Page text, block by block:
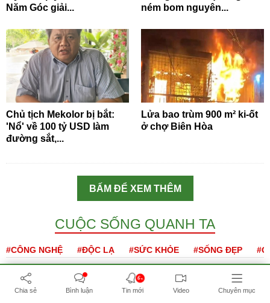
Năm Góc giải...
ném bom nguyên...
Chủ tịch Mekolor bị bắt:
'Nổ' về 100 tỷ USD làm
đường sắt,...
Lửa bao trùm 900 m² ki-ốt
ở chợ Biên Hòa
BẤM ĐỂ XEM THÊM
CUỘC SỐNG QUANH TA
#CÔNG NGHỆ #ĐỘC LẠ #SỨC KHỎE #SỐNG ĐẸP
Chia sẻ Bình luận
6+
Tin mới Video Chuyên mục